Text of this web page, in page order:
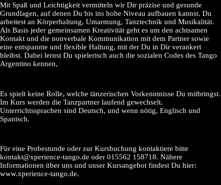
Mit Spaß und Leichtigkeit vermitteln wir Dir präzise und gesunde
Grundlagen, auf denen Du bis ins hohe Niveau aufbauen kannst. Du
arbeitest an Körperhaltung, Umarmung, Tanztechnik und Musikalität.
Als Basis jeder gemeinsamen Kreativität geht es um den achtsamen
Kontakt und die nonverbale Kommunikation mit dem Partner sowie
eine entspannte und flexible Haltung, mit der Du in Dir verankert
bleibst. Dabei lernst Du spielerisch auch die sozialen Codes des Tango
Argentino kennen,
Es spielt keine Rolle, welche tänzerischen Vorkenntnisse Du mitbringst.
Im Kurs werden die Tanzpartner laufend gewechselt.
Unterrichtssprachen sind Deutsch, und wenn nötig, Englisch und
Spanisch.
Für eine Probestunde oder zur Kursbuchung kontaktiere bitte
kontakt@xperience-tango.de oder 015562 158718. Nähere
Informationen über uns und unser Kursangebot findest Du hier:
www.xperience-tango.de.